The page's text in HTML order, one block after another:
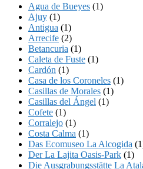
Agua de Bueyes (1)
Ajuy (1)
Antigua (1)
Arrecife (2)
Betancuria (1)
Caleta de Fuste (1)
Cardón (1)
Casa de los Coroneles (1)
Casillas de Morales (1)
Casillas del Ángel (1)
Cofete (1)
Corralejo (1)
Costa Calma (1)
Das Ecomuseo La Alcogida
Der La Lajita Oasis-Park (1)
Die Ausgrabungsstätte La